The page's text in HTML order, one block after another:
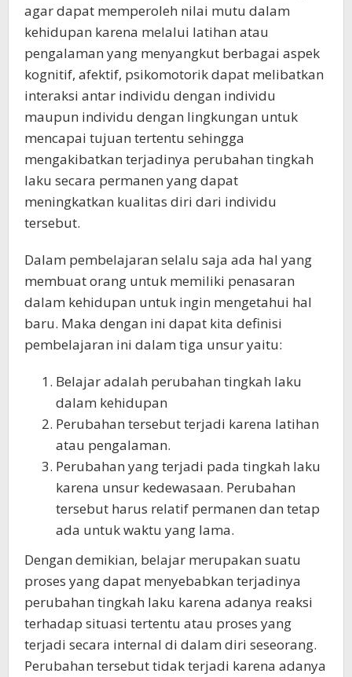
agar dapat memperoleh nilai mutu dalam
kehidupan karena melalui latihan atau
pengalaman yang menyangkut berbagai aspek
kognitif, afektif, psikomotorik dapat melibatkan
interaksi antar individu dengan individu
maupun individu dengan lingkungan untuk
mencapai tujuan tertentu sehingga
mengakibatkan terjadinya perubahan tingkah
laku secara permanen yang dapat
meningkatkan kualitas diri dari individu
tersebut.
Dalam pembelajaran selalu saja ada hal yang
membuat orang untuk memiliki penasaran
dalam kehidupan untuk ingin mengetahui hal
baru. Maka dengan ini dapat kita definisi
pembelajaran ini dalam tiga unsur yaitu:
Belajar adalah perubahan tingkah laku
dalam kehidupan
Perubahan tersebut terjadi karena latihan
atau pengalaman.
Perubahan yang terjadi pada tingkah laku
karena unsur kedewasaan. Perubahan
tersebut harus relatif permanen dan tetap
ada untuk waktu yang lama.
Dengan demikian, belajar merupakan suatu
proses yang dapat menyebabkan terjadinya
perubahan tingkah laku karena adanya reaksi
terhadap situasi tertentu atau proses yang
terjadi secara internal di dalam diri seseorang.
Perubahan tersebut tidak terjadi karena adanya